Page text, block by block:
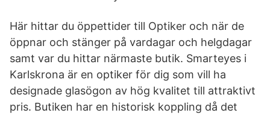
Här hittar du öppettider till Optiker och när de
öppnar och stänger på vardagar och helgdagar
samt var du hittar närmaste butik. Smarteyes i
Karlskrona är en optiker för dig som vill ha
designade glasögon av hög kvalitet till attraktivt
pris. Butiken har en historisk koppling då det